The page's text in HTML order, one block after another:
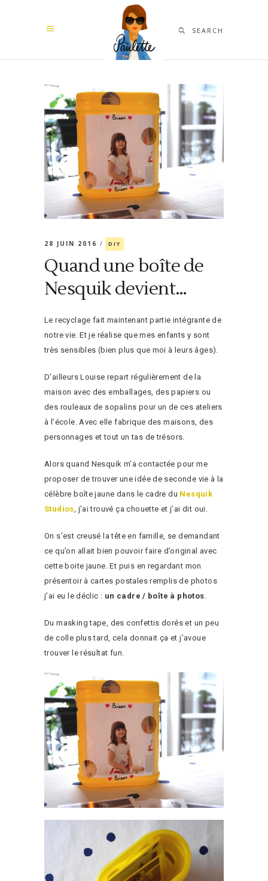
SEARCH
28 JUIN 2016 DIY
Quand une boîte de
Nesquik devient…
Le recyclage fait maintenant partie intégrante de
notre vie. Et je réalise que mes enfants y sont
très sensibles (bien plus que moi à leurs âges).
D’ailleurs Louise repart régulièrement de la
maison avec des emballages, des papiers ou
des rouleaux de sopalins pour un de ces ateliers
à l’école. Avec elle fabrique des maisons, des
personnages et tout un tas de trésors.
Alors quand Nesquik m’a contactée pour me
proposer de trouver une idée de seconde vie à la
célèbre boîte jaune dans le cadre du Nesquik
Studios, j’ai trouvé ça chouette et j’ai dit oui.
On s’est creusé la tête en famille, se demandant
ce qu’on allait bien pouvoir faire d’original avec
cette boite jaune. Et puis en regardant mon
présentoir à cartes postales remplis de photos
j’ai eu le déclic : un cadre / boîte à photos.
Du masking tape, des confettis dorés et un peu
de colle plus tard, cela donnait ça et j’avoue
trouver le résultat fun.